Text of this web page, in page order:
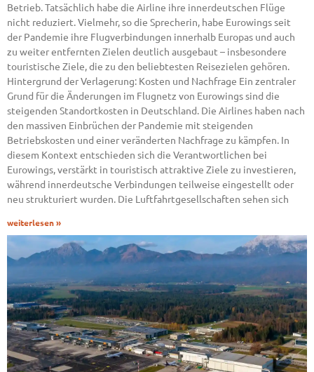
Betrieb. Tatsächlich habe die Airline ihre innerdeutschen Flüge
nicht reduziert. Vielmehr, so die Sprecherin, habe Eurowings seit
der Pandemie ihre Flugverbindungen innerhalb Europas und auch
zu weiter entfernten Zielen deutlich ausgebaut – insbesondere
touristische Ziele, die zu den beliebtesten Reisezielen gehören.
Hintergrund der Verlagerung: Kosten und Nachfrage Ein zentraler
Grund für die Änderungen im Flugnetz von Eurowings sind die
steigenden Standortkosten in Deutschland. Die Airlines haben nach
den massiven Einbrüchen der Pandemie mit steigenden
Betriebskosten und einer veränderten Nachfrage zu kämpfen. In
diesem Kontext entschieden sich die Verantwortlichen bei
Eurowings, verstärkt in touristisch attraktive Ziele zu investieren,
während innerdeutsche Verbindungen teilweise eingestellt oder
neu strukturiert wurden. Die Luftfahrtgesellschaften sehen sich
weiterlesen »